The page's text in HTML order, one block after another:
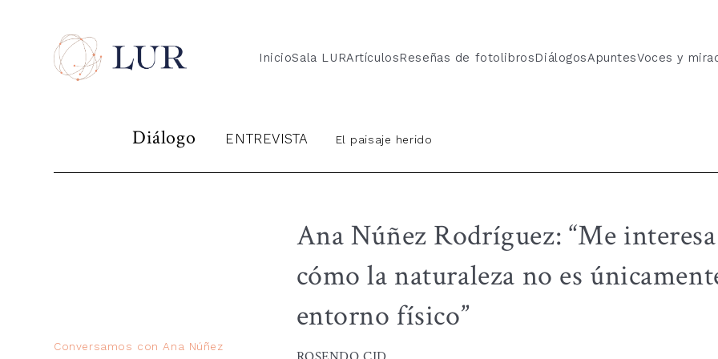
InicioSala LURArtículosReseñas de fotolibrosDiálogosApuntesVoces y
Diálogo ENTREVISTA El paisaje herido
Conversamos con Ana Núñez
Ana Núñez Rodríguez: “Me
cómo la naturaleza no es
entorno físico”